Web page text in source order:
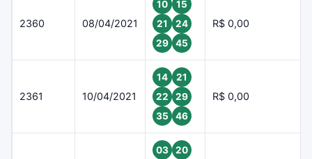
2360 08/04/2021
10
15
21
24
29
45
R$ 0,00
2361 10/04/2021
14
21
22
29
35
46
R$ 0,00
03
20